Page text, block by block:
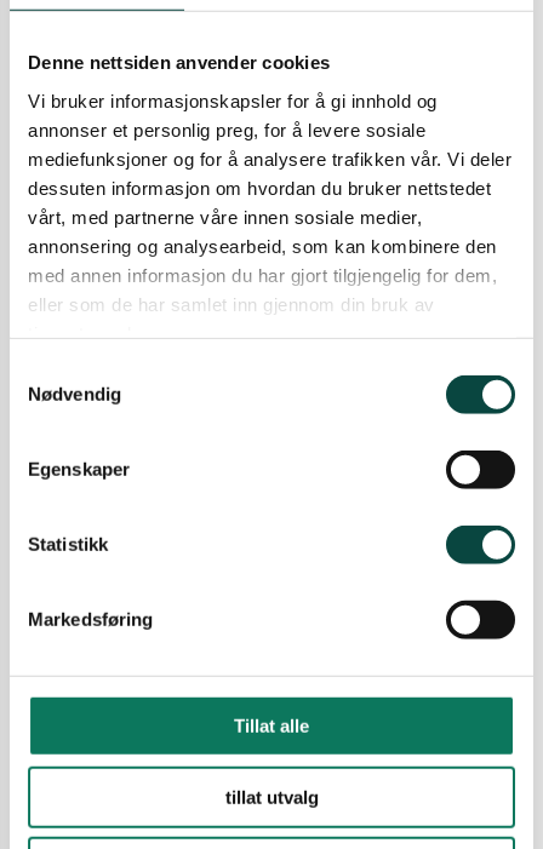
Denne nettsiden anvender cookies
Vi bruker informasjonskapsler for å gi innhold og
annonser et personlig preg, for å levere sosiale
mediefunksjoner og for å analysere trafikken vår. Vi deler
dessuten informasjon om hvordan du bruker nettstedet
vårt, med partnerne våre innen sosiale medier,
annonsering og analysearbeid, som kan kombinere den
med annen informasjon du har gjort tilgjengelig for dem,
eller som de har samlet inn gjennom din bruk av
Nødvendig
Egenskaper
Statistikk
Markedsføring
Tillat alle
tillat utvalg
V
og Færder 2022
Årsmøtet er en arena for å påvirke
organisasjonen. Hvordan bør
Naturvernforbundet engasjere seg, og i hva?
Kom med idéene og meningene dine!
02.02.2021
Årsmøte i Naturvernforbundet
Det innkalles til årsmøte i Naturvernforbundet i
Hovedsatsinger inneværende år
Naturvernforbundet i Tønsberg
og Færder
engasjert styre som jobber for et grønnere
lokalsamfunn. Vi ønsker å formidle naturglede,
påvirke myndighetene til en mer miljøvennlig
politikk, ta vare på viktige naturområder,
redusere mengden søppel langs kysten, verne